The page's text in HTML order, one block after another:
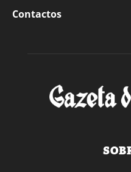
Contactos